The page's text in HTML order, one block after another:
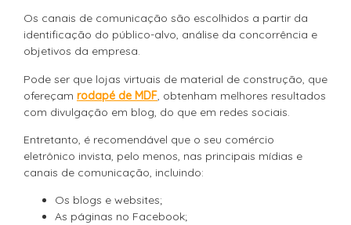
Os canais de comunicação são escolhidos a partir da
identificação do público-alvo, análise da concorrência e
objetivos da empresa.
Pode ser que lojas virtuais de material de construção, que
ofereçam rodapé de MDF, obtenham melhores resultados
com divulgação em blog, do que em redes sociais.
Entretanto, é recomendável que o seu comércio
eletrônico invista, pelo menos, nas principais mídias e
canais de comunicação, incluindo:
Os blogs e websites;
As páginas no Facebook;